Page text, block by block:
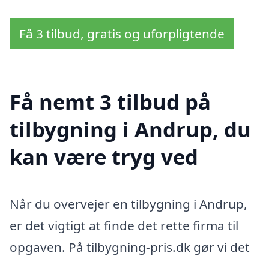
Få 3 tilbud, gratis og uforpligtende
Få nemt 3 tilbud på
tilbygning i Andrup, du
kan være tryg ved
Når du overvejer en tilbygning i Andrup,
er det vigtigt at finde det rette firma til
opgaven. På tilbygning-pris.dk gør vi det